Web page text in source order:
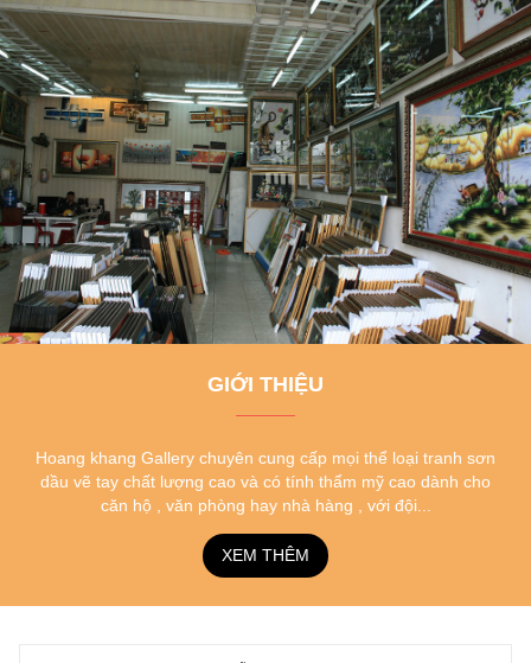
GIỚI THIỆU
Hoang khang Gallery chuyên cung cấp mọi thể loại tranh sơn
dầu vẽ tay chất lượng cao và có tính thẩm mỹ cao dành cho
căn hộ , văn phòng hay nhà hàng , với đội...
XEM THÊM